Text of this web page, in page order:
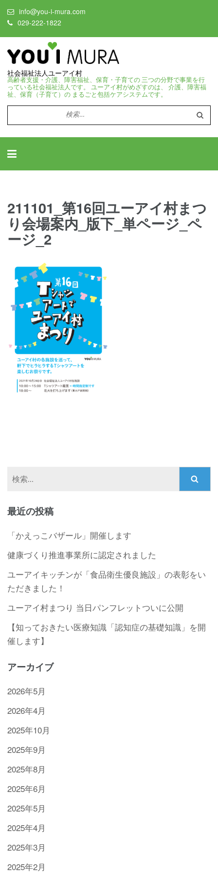
info@you-i-mura.com
029-222-1822
社会福祉法人ユーアイ村
高齢者支援・介護、障害福祉、保育・子育ての 三つの分野で事業を行
っている社会福祉法人です。 ユーアイ村がめざすのは、 介護、障害福
祉、保育（子育て）の まるごと包括ケアシステムです。
検
索:
211101_第16回ユーアイ村まつ
り会場案内_版下_単ページ_ペ
ージ_2
最近の投稿
「かえっこバザール」開催します
健康づくり推進事業所に認定されました
ユーアイキッチンが「食品衛生優良施設」の表彰をい
ただきました！
ユーアイ村まつり 当日パンフレットついに公開
【知っておきたい医療知識「認知症の基礎知識」を開
催します】
アーカイブ
2026年5月
2026年4月
2025年10月
2025年9月
2025年8月
2025年6月
2025年5月
2025年4月
2025年3月
2025年2月